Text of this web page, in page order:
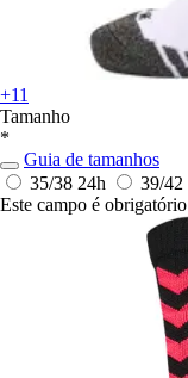
+11
Tamanho
*
Guia de tamanhos
35/38 24h 39/42
Este campo é obrigatório